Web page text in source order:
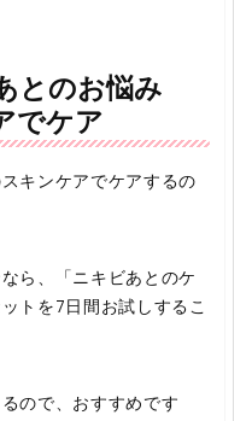
とのお悩み
でケア
キンケアでケアするの
ら、「ニキビあとのケ
トを7日間お試しするこ
ので、おすすめです